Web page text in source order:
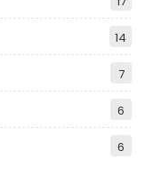
14
7
6
6